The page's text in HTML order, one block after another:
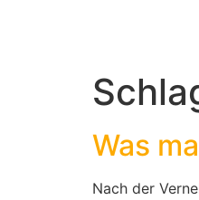
Was
Nach der